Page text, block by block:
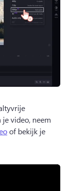
video, neem
of bekijk je